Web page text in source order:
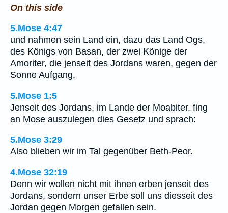
On this side
5.Mose 4:47
und nahmen sein Land ein, dazu das Land Ogs,
des Königs von Basan, der zwei Könige der
Amoriter, die jenseit des Jordans waren, gegen der
Sonne Aufgang,
5.Mose 1:5
Jenseit des Jordans, im Lande der Moabiter, fing
an Mose auszulegen dies Gesetz und sprach:
5.Mose 3:29
Also blieben wir im Tal gegenüber Beth-Peor.
4.Mose 32:19
Denn wir wollen nicht mit ihnen erben jenseit des
Jordans, sondern unser Erbe soll uns diesseit des
Jordan gegen Morgen gefallen sein.